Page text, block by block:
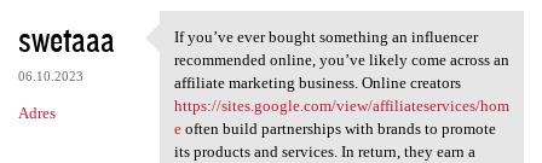
swetaaa
06.10.2023
Adres
If you’ve ever bought
If you’ve ever bought something an influencer
recommended online, you’ve likely come across an
affiliate marketing business. Online creators
https://sites.google.com/view/affiliateservices/hom
eoften build partnerships with brands to promote
its products and services. In return, they earn a